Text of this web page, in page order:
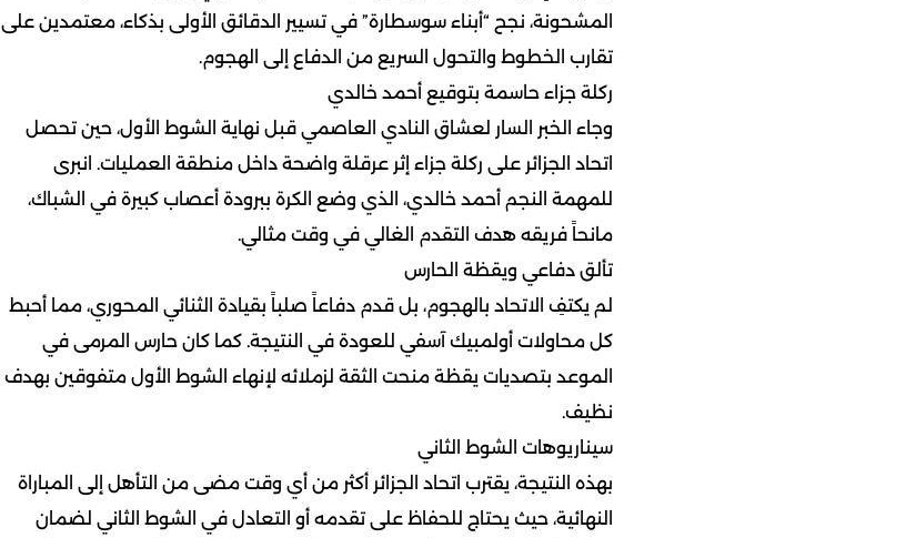
المشحونة، نجح “أبناء سوسطارة” في تسيير الدقائق الأولى بذكاء، معتمدين على
تقارب الخطوط والتحول السريع من الدفاع إلى الهجوم.
ركلة جزاء حاسمة بتوقيع أحمد خالدي
وجاء الخبر السار لعشاق النادي العاصمي قبل نهاية الشوط الأول، حين تحصل
اتحاد الجزائر على ركلة جزاء إثر عرقلة واضحة داخل منطقة العمليات. انبرى
للمهمة النجم أحمد خالدي، الذي وضع الكرة ببرودة أعصاب كبيرة في الشباك،
مانحاً فريقه هدف التقدم الغالي في وقت مثالي.
تألق دفاعي ويقظة الحارس
لم يكتفِ الاتحاد بالهجوم، بل قدم دفاعاً صلباً بقيادة الثنائي المحوري، مما أحبط
كل محاولات أولمبيك آسفي للعودة في النتيجة. كما كان حارس المرمى في
الموعد بتصديات يقظة منحت الثقة لزملائه لإنهاء الشوط الأول متفوقين بهدف
نظيف.
سيناريوهات الشوط الثاني
بهذه النتيجة، يقترب اتحاد الجزائر أكثر من أي وقت مضى من التأهل إلى المباراة
النهائية، حيث يحتاج للحفاظ على تقدمه أو التعادل في الشوط الثاني لضمان